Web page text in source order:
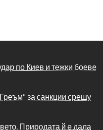
по Киев и тежки боеве
за санкции срещу
Природата й е дала